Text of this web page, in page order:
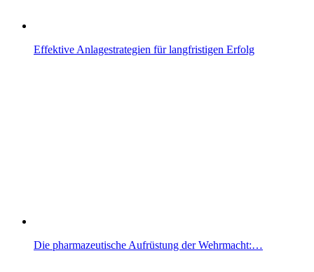
Effektive Anlagestrategien für langfristigen Erfolg
Die pharmazeutische Aufrüstung der Wehrmacht:…